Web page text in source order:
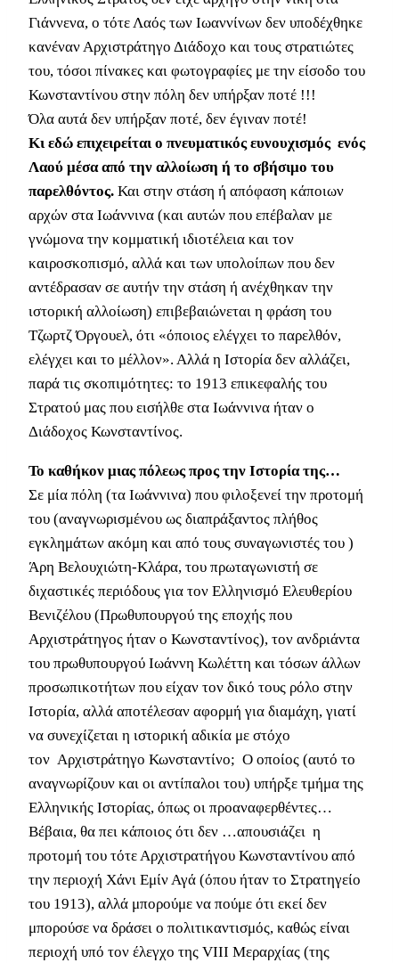
Γιάννενα, ο τότε Λαός των Ιωαννίνων δεν υποδέχθηκε
κανέναν Αρχιστράτηγο Διάδοχο και τους στρατιώτες
του, τόσοι πίνακες και φωτογραφίες με την είσοδο του
Κωνσταντίνου στην πόλη δεν υπήρξαν ποτέ !!!
Όλα αυτά δεν υπήρξαν ποτέ, δεν έγιναν ποτέ!
Κι εδώ επιχειρείται ο πνευματικός ευνουχισμός ενός
Λαού μέσα από την αλλοίωση ή το σβήσιμο του
παρελθόντος. Και στην στάση ή απόφαση κάποιων
αρχών στα Ιωάννινα (και αυτών που επέβαλαν με
γνώμονα την κομματική ιδιοτέλεια και τον
καιροσκοπισμό, αλλά και των υπολοίπων που δεν
αντέδρασαν σε αυτήν την στάση ή ανέχθηκαν την
ιστορική αλλοίωση) επιβεβαιώνεται η φράση του
Τζωρτζ Όργουελ, ότι «όποιος ελέγχει το παρελθόν,
ελέγχει και το μέλλον». Αλλά η Ιστορία δεν αλλάζει,
παρά τις σκοπιμότητες: το 1913 επικεφαλής του
Στρατού μας που εισήλθε στα Ιωάννινα ήταν ο
Διάδοχος Κωνσταντίνος.
Το καθήκον μιας πόλεως προς την Ιστορία της…
Σε μία πόλη (τα Ιωάννινα) που φιλοξενεί την προτομή
του (αναγνωρισμένου ως διαπράξαντος πλήθος
εγκλημάτων ακόμη και από τους συναγωνιστές του )
Άρη Βελουχιώτη-Κλάρα, του πρωταγωνιστή σε
διχαστικές περιόδους για τον Ελληνισμό Ελευθερίου
Βενιζέλου (Πρωθυπουργού της εποχής που
Αρχιστράτηγος ήταν ο Κωνσταντίνος), τον ανδριάντα
του πρωθυπουργού Ιωάννη Κωλέττη και τόσων άλλων
προσωπικοτήτων που είχαν τον δικό τους ρόλο στην
Ιστορία, αλλά αποτέλεσαν αφορμή για διαμάχη, γιατί
να συνεχίζεται η ιστορική αδικία με στόχο
τον Αρχιστράτηγο Κωνσταντίνο; Ο οποίος (αυτό το
αναγνωρίζουν και οι αντίπαλοι του) υπήρξε τμήμα της
Ελληνικής Ιστορίας, όπως οι προαναφερθέντες…
Βέβαια, θα πει κάποιος ότι δεν …απουσιάζει η
προτομή του τότε Αρχιστρατήγου Κωνσταντίνου από
την περιοχή Χάνι Εμίν Αγά (όπου ήταν το Στρατηγείο
του 1913), αλλά μπορούμε να πούμε ότι εκεί δεν
μπορούσε να δράσει ο πολιτικαντισμός, καθώς είναι
περιοχή υπό τον έλεγχο της VIII Μεραρχίας (της